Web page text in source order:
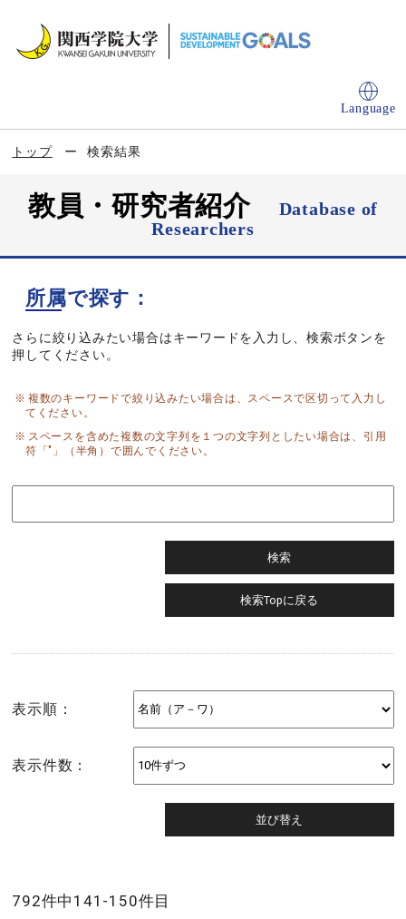
Language
トップ 検索結果
教員・研究者紹介
Database of
Researchers
所属で探す：
さらに絞り込みたい場合はキーワードを入力し、検索ボタンを
押してください。
複数のキーワードで絞り込みたい場合は、スペースで区切って入力し
てください。
スペースを含めた複数の文字列を１つの文字列としたい場合は、引用
符「"」（半角）で囲んでください。
表示順：
表示件数：
792件中141-150件目